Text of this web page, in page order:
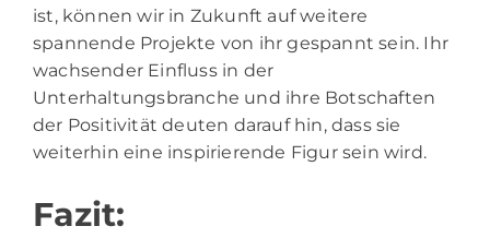
ist, können wir in Zukunft auf weitere
spannende Projekte von ihr gespannt sein. Ihr
wachsender Einfluss in der
Unterhaltungsbranche und ihre Botschaften
der Positivität deuten darauf hin, dass sie
weiterhin eine inspirierende Figur sein wird.
Fazit: